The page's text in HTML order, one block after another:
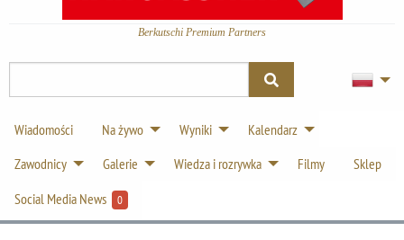
Berkutschi Premium Partners
Wiadomości Na żywo Wyniki
Kalendarz
Zawodnicy
Galerie Wiedza i rozrywka Filmy
Sklep
Social Media News
0